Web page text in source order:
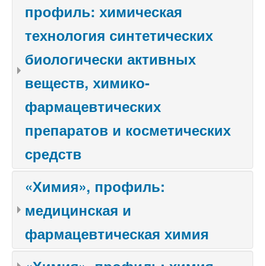
профиль: химическая
технология синтетических
биологически активных
веществ, химико-
фармацевтических
препаратов и косметических
средств
«Химия», профиль:
медицинская и
фармацевтическая химия